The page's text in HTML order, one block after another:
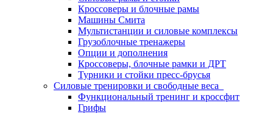
Кроссоверы и блочные рамы
Машины Смита
Мультистанции и силовые комплексы
Грузоблочные тренажеры
Опции и дополнения
Кроссоверы, блочные рамки и ДРТ
Турники и стойки пресс-брусья
Силовые тренировки и свободные веса
Функциональный тренинг и кроссфит
Грифы